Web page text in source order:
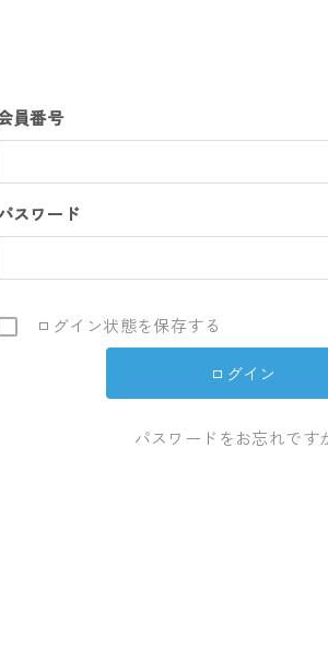
員番号
スワード
ログイン状態を保存する
パスワードをお忘れです